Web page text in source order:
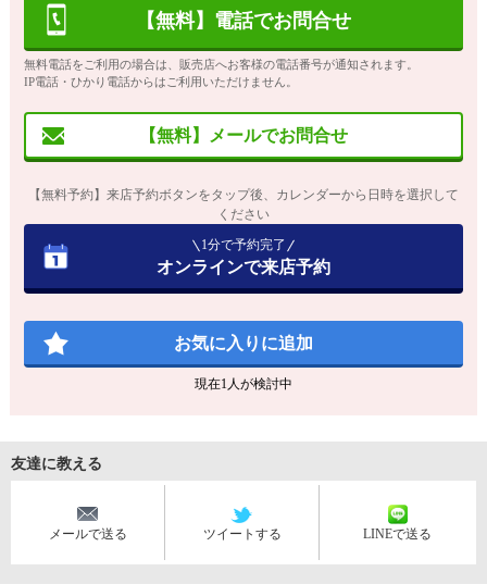
【無料】電話でお問合せ
無料電話をご利用の場合は、販売店へお客様の電話番号が通知されます。
IP電話・ひかり電話からはご利用いただけません。
【無料】メールでお問合せ
【無料予約】来店予約ボタンをタップ後、カレンダーから日時を選択して
ください
1分で予約完了
オンラインで来店予約
お気に入りに追加
現在1人が検討中
友達に教える
メールで送る ツイートする LINEで送る